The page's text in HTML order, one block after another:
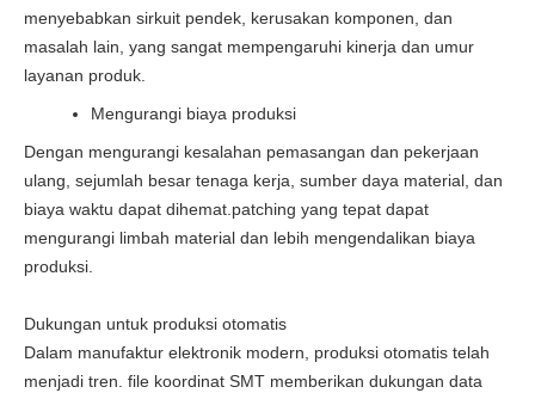
menyebabkan sirkuit pendek, kerusakan komponen, dan
masalah lain, yang sangat mempengaruhi kinerja dan umur
layanan produk.
Mengurangi biaya produksi
Dengan mengurangi kesalahan pemasangan dan pekerjaan
ulang, sejumlah besar tenaga kerja, sumber daya material, dan
biaya waktu dapat dihemat.patching yang tepat dapat
mengurangi limbah material dan lebih mengendalikan biaya
produksi.
Dukungan untuk produksi otomatis
Dalam manufaktur elektronik modern, produksi otomatis telah
menjadi tren. file koordinat SMT memberikan dukungan data